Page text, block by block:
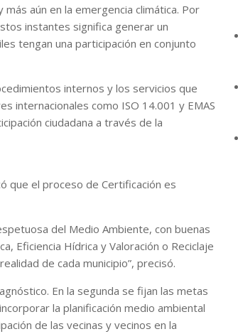
aún en la emergencia climática. Por
instantes significa generar un
tengan una participación en conjunto
internos y los servicios que
internacionales como ISO 14.001 y EMAS
ciudadana a través de la
que el proceso de Certificación es
del Medio Ambiente, con buenas
Eficiencia Hídrica y Valoración o Reciclaje
de cada municipio”, precisó.
En la segunda se fijan las metas
la planificación medio ambiental
de las vecinas y vecinos en la